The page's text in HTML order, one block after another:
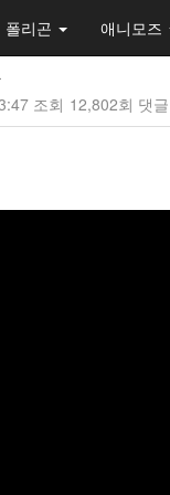
폴리곤 애니모즈
조회 12,802회 댓글